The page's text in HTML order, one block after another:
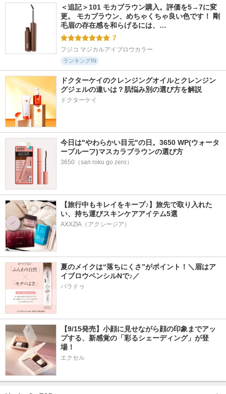
＜追記＞101 モカブラウン購入。評価を5→7に変
更。 モカブラウン、めちゃくちゃ良い色です！ 剛
毛眉の存在感を和らげるには、…
7
フジコ マジカルアイブロウカラー
ランキングIN
ドクターケイのクレンジングオイルとクレンジン
グジェルの違いは？肌悩み別の選び方を解説
ドクターケイ
今日は"やわらかい目元"の日。3650 WP(ウォータ
ープルーフ)マスカラブラウンの選び方
3650（san roku go zero）
【旅行中もキレイをキープ♪】旅先で取り入れた
い、持ち運びスキンケアアイテム5選
AXXZIA（アクシージア）
夏のメイクは“落ちにくさ”がポイント！＼眉はア
イブロウペンシルNで♪／
パラドゥ
【9/15発売】小顔に見せながら顔の印象までアッ
プする、新感覚の「彩るシェーディング」が登
場！
エクセル